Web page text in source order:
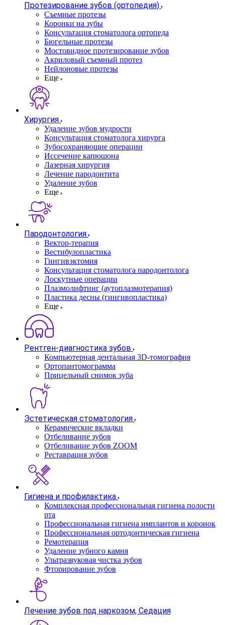
Протезирование зубов (ортопедия)
Съемные протезы
Коронки на зубы
Консультация стоматолога ортопеда
Бюгельные протезы
Мостовидное протезирование зубов
Акриловый съемный протез
Нейлоновые протезы
Еще
Хирургия
Удаление зубов мудрости
Консультация стоматолога хирурга
Зубосохраняющие операции
Иссечение капюшона
Лазерная хирургия
Лечение пародонтита
Удаление зубов
Еще
Пародонтология
Вектор-терапия
Вестибулопластика
Гингивэктомия
Консультация стоматолога пародонтолога
Лоскутные операции
Плазмолифтинг (аутоплазмотерапия)
Пластика десны (гингивопластика)
Еще
Рентген-диагностика зубов
Компьютерная дентальная 3D-томография
Ортопантомограмма
Прицельный снимок зуба
Эстетическая стоматология
Керамические вкладки
Отбеливание зубов
Отбеливание зубов ZOOM
Реставрация зубов
Гигиена и профилактика
Комплексная профессиональная гигиена полости
рта
Профессиональная гигиена имплантов и коронок
Профессиональная ортодонтическая гигиена
Ремотерапия
Удаление зубного камня
Ультразвуковая чистка зубов
Фторирование зубов
Лечение зубов под наркозом, Седация